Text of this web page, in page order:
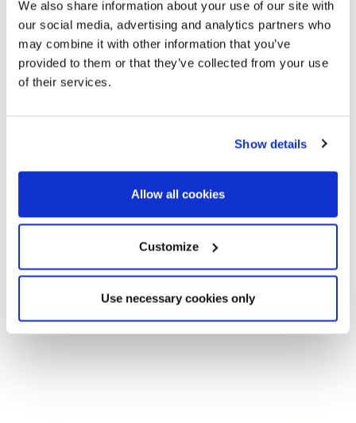
We also share information about your use of our site with
our social media, advertising and analytics partners who
may combine it with other information that you’ve
provided to them or that they’ve collected from your use
of their services.
Show details
Allow all cookies
Customize
Use necessary cookies only